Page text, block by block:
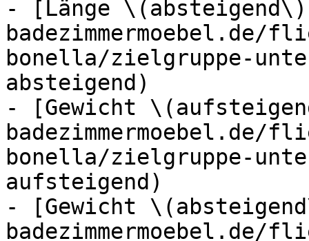
- [Länge
bonella/zielgruppe-
absteigend)
- [Gewicht
bonella/zielgruppe-
aufsteigend)
- [Gewicht